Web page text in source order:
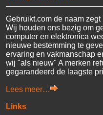
Gebruikt.com de naam zegt
Wij houden ons bezig om
computer en elektronica
nieuwe bestemming te
ervaring en vakmanschap
wij "als nieuw" A merken
gegarandeerd de laagste
Lees meer…
Links